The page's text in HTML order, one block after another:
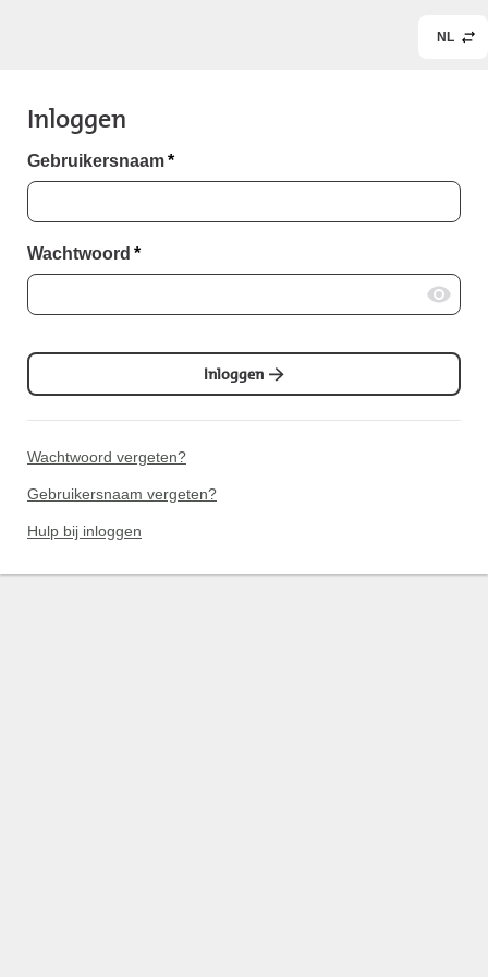
NL
Inloggen
Gebruikersnaam*
Wachtwoord *
Inloggen
Wachtwoord vergeten?
Gebruikersnaam vergeten?
Hulp bij inloggen